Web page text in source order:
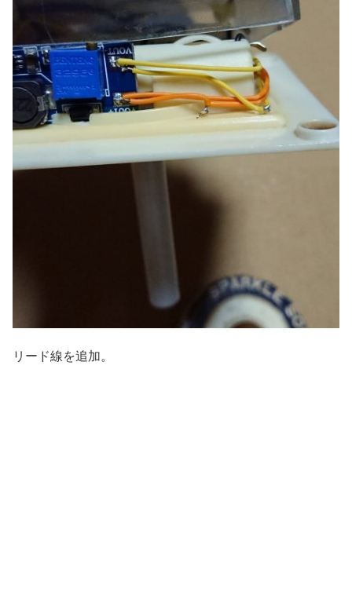
リード線を追加。